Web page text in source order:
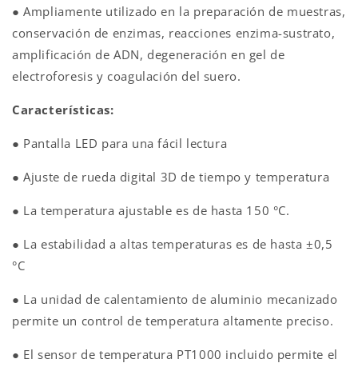
● Ampliamente utilizado en la preparación de muestras,
conservación de enzimas, reacciones enzima-sustrato,
amplificación de ADN, degeneración en gel de
electroforesis y coagulación del suero.
Características:
● Pantalla LED para una fácil lectura
● Ajuste de rueda digital 3D de tiempo y temperatura
● La temperatura ajustable es de hasta 150 °C.
● La estabilidad a altas temperaturas es de hasta ±0,5
°C
● La unidad de calentamiento de aluminio mecanizado
permite un control de temperatura altamente preciso.
● El sensor de temperatura PT1000 incluido permite el